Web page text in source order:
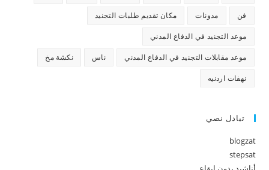
فن مدونات مكان تقديم طلبات التجنيد
موعد التجنيد في الدفاع المدني
موعد مقابلات التجنيد في الدفاع المدني ناس نكشة مخ
نهفات اردنيه
تبادل نصي
blogzat
stepsat